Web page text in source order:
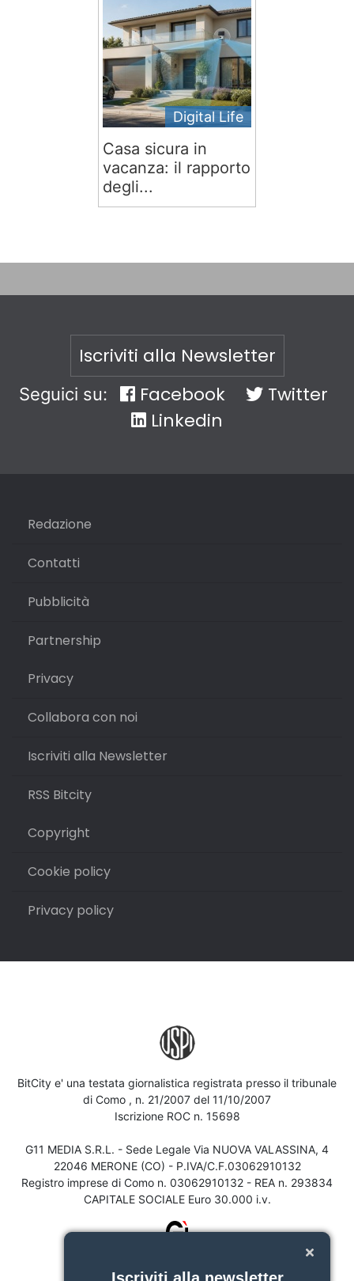
Digital Life
Casa sicura in
vacanza: il rapporto
degli...
Iscriviti alla Newsletter
Seguici su: Facebook
Twitter
Linkedin
Redazione
Contatti
Pubblicità
Partnership
Privacy
Collabora con noi
Iscriviti alla Newsletter
RSS Bitcity
Copyright
Cookie policy
Privacy policy
BitCity e' una testata giornalistica registrata presso il tribunale
di Como , n. 21/2007 del 11/10/2007
Iscrizione ROC n. 15698
G11 MEDIA S.R.L. - Sede Legale Via NUOVA VALASSINA, 4
22046 MERONE (CO) - P.IVA/C.F.03062910132
Registro imprese di Como n. 03062910132 - REA n. 293834
CAPITALE SOCIALE Euro 30.000 i.v.